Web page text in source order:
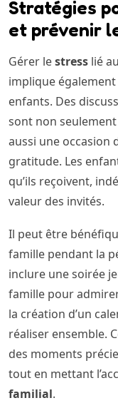
Stratégies
et prévenir
Gérer lestress lié
implique
enfants. Des
sont non
aussi une occasion
gratitude. Les
qu’ils reçoivent,
valeur des invités.
Il peut être
famille pendant la
inclure une soirée
famille pour
la création d’un
réaliser ensemble.
des moments
tout en mettant
familial.